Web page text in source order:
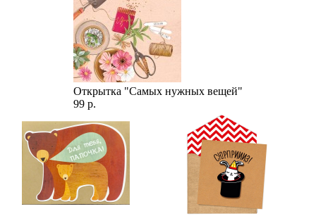
Открытка "Самых нужных вещей"
99 р.